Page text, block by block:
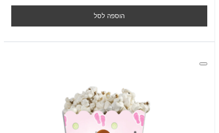
הוספה לסל